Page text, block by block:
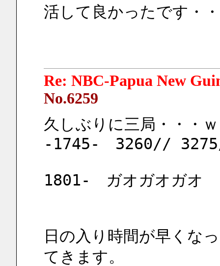
活して良かったです・
Re: NBC-Papua New
No.6259
久しぶりに三局・・・ｗ
-1745-　3260//
1801-　ガオガオガオ
日の入り時間が早くな
てきます。